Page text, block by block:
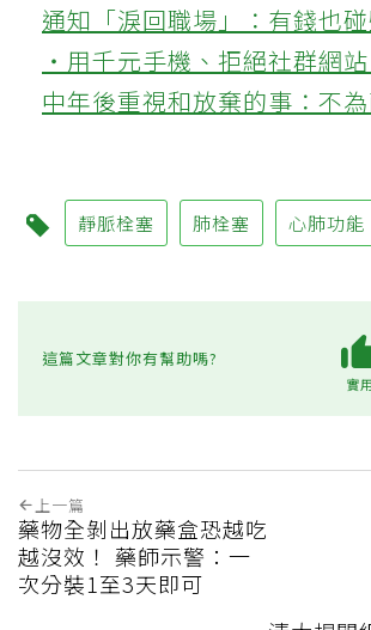
通知「淚回職場」：有錢也
‧用千元手機、拒絕社群網
中年後重視和放棄的事：不
靜脈栓塞 肺栓塞 心肺功能
這篇文章對你有幫助嗎?
實用
上一篇
藥物全剝出放藥盒恐越吃
越沒效！ 藥師示警：一
次分裝1至3天即可